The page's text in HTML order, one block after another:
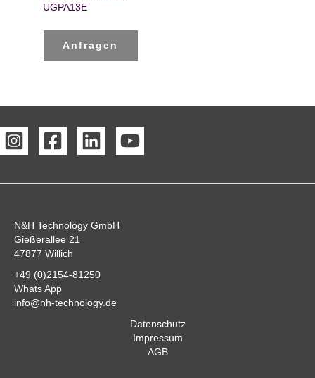
UGPA13E
Anfragen
N&H Technology GmbH
Gießerallee 21
47877 Willich
+49 (0)2154-81250
Whats App
info@nh-technology.de
Datenschutz
Impressum
AGB